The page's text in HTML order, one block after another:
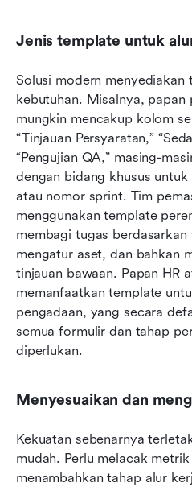
Jenis template untuk
Solusi modern
kebutuhan. Misalnya, papan
mungkin mencakup kolom
“Tinjauan Persyaratan,”
“Pengujian QA,” masing-
dengan bidang khusus
atau nomor sprint. Tim
menggunakan template
membagi tugas berdasarkan
mengatur aset, dan bahkan
tinjauan bawaan. Papan HR
memanfaatkan template
pengadaan, yang secara
semua formulir dan tahap
diperlukan.
Menyesuaikan dan
Kekuatan sebenarnya
mudah. Perlu melacak
menambahkan tahap alur